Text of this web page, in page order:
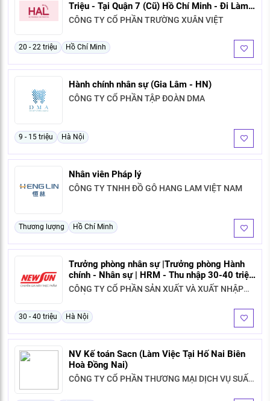
Triệu - Tại Quận 7 (Cũ) Hồ Chí Minh - Đi Làm
Ngay)
CÔNG TY CỔ PHẦN TRƯỜNG XUÂN VIỆT
20 - 22 triệu Hồ Chí Minh
Hành chính nhân sự (Gia Lâm - HN)
CÔNG TY CỔ PHẦN TẬP ĐOÀN DMA
9 - 15 triệu Hà Nội
Nhân viên Pháp lý
CÔNG TY TNHH ĐỒ GỖ HANG LAM VIỆT NAM
Thương lượng Hồ Chí Minh
Trưởng phòng nhân sự |Trưởng phòng Hành
chính - Nhân sự | HRM - Thu nhập 30-40 triệu
& Thưởng KPI + Cổ tức bền vững | Đi làm
ngay
CÔNG TY CỔ PHẦN SẢN XUẤT VÀ XUẤT NHẬP
30 - 40 triệu Hà Nội
NV Kế toán Sacn (Làm Việc Tại Hố Nai Biên
Hoà Đồng Nai)
CÔNG TY CỔ PHẦN THƯƠNG MẠI DỊCH VỤ SUẤT